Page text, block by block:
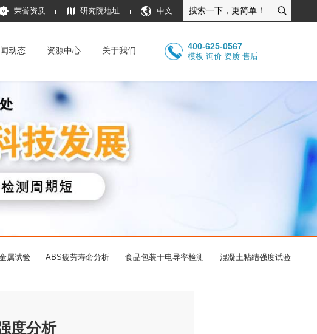
荣誉资质 研究院地址 中文
动态 资源中心 关于我们 400-625-0567
模板 询价 资质 售后
属试验 ABS疲劳寿命分析 食品包装干电导率检测 混凝土粘结强度试验
度分析